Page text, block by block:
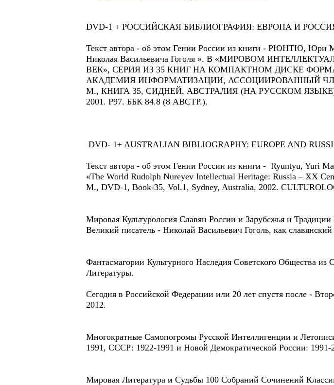
DVD-1 + РОССИЙСКАЯ БИБЛИОГРАФИЯ: ЕВРОПА И
Текст автора - об этом Гении России из книги - РЮНТЮ, Юри
Николая Васильевича Гоголя ». В «МИРОВОМ
ВЕК», СЕРИЯ ИЗ 35 КНИГ НА КОМПАКТНОМ ДИСКЕ
АКАДЕМИЯ ИНФОРМАТИЗАЦИИ, АССОЦИИРОВАННЫЙ
М., КНИГА 35, СИДНЕЙ, АВСТРАЛИЯ (НА РУССКОМ
2001. Р97. ББК 84.8 (8 АВСТР.).
DVD- 1+ AUSTRALIAN BIBLIOGRAPHY: EUROPE AND
Текст автора - об этом Гении России из книги - Ryuntyu, Yuri
«The World Rudolph Nureyev Intellectual Heritage: Russia – XX
M., DVD-1, Book-35, Vol.1, Sydney, Australia, 2002.
Мировая Культурология Славян России и Зарубежья и
Великий писатель - Николай Васильевич Гоголь, как
Фантасмагории Культурного Наследия Советского Общества
Литературы.
Сегодня в Российской Федерации или 20 лет спустя после -
2012.
Многократные Самопогромы Русской Интеллигенции и
1991, СССР: 1922-1991 и Новой Демократической России: 1991-
Мировая Литература и Судьбы 100 Собраний Сочинений